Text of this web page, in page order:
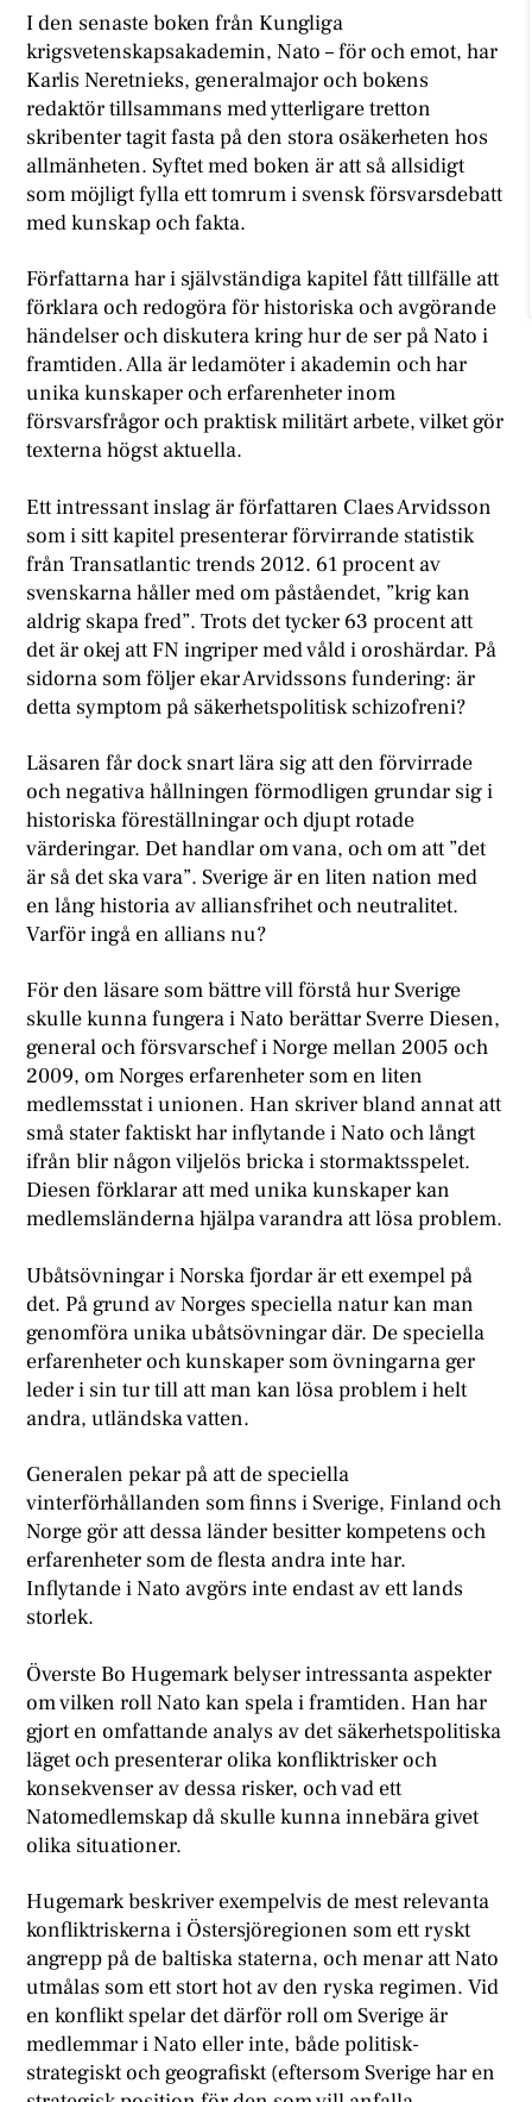
Iden senaste boken från Kungliga
krigsvetenskapsakademin, Nato – för och emot, har
Karlis Neretnieks, generalmajor och bokens
redaktör tillsammans med ytterligare tretton
skribenter tagit fasta på den stora osäkerheten hos
allmänheten. Syftet med boken är att så allsidigt
som möjligt fylla ett tomrum i svensk försvarsdebatt
med kunskap och fakta.
Författarna har i självständiga kapitel fått tillfälle att
förklara och redogöra för historiska och avgörande
händelser och diskutera kring hur de ser på Nato i
framtiden. Alla är ledamöter i akademin och har
unika kunskaper och erfarenheter inom
försvarsfrågor och praktisk militärt arbete, vilket gör
texterna högst aktuella.
Ett intressant inslag är författaren Claes Arvidsson
som i sitt kapitel presenterar förvirrande statistik
från Transatlantic trends 2012. 61 procent av
svenskarna håller med om påståendet, ”krig kan
aldrig skapa fred”. Trots det tycker 63 procent att
det är okej att FN ingriper med våld i oroshärdar. På
sidorna som följer ekar Arvidssons fundering: är
detta symptom på säkerhetspolitisk schizofreni?
Läsaren får dock snart lära sig att den förvirrade
och negativa hållningen förmodligen grundar sig i
historiska föreställningar och djupt rotade
värderingar. Det handlar om vana, och om att ”det
är så det ska vara”. Sverige är en liten nation med
en lång historia av alliansfrihet och neutralitet.
Varför ingå en allians nu?
För den läsare som bättre vill förstå hur Sverige
skulle kunna fungera i Nato berättar Sverre Diesen,
general och försvarschef i Norge mellan 2005 och
2009, om Norges erfarenheter som en liten
medlemsstat i unionen. Han skriver bland annat att
små stater faktiskt har inflytande i Nato och långt
ifrån blir någon viljelös bricka i stormaktsspelet.
Diesen förklarar att med unika kunskaper kan
medlemsländerna hjälpa varandra att lösa problem.
Ubåtsövningar i Norska fjordar är ett exempel på
det. På grund av Norges speciella natur kan man
genomföra unika ubåtsövningar där. De speciella
erfarenheter och kunskaper som övningarna ger
leder i sin tur till att man kan lösa problem i helt
andra, utländska vatten.
Generalen pekar på att de speciella
vinterförhållanden som finns i Sverige, Finland och
Norge gör att dessa länder besitter kompetens och
erfarenheter som de flesta andra inte har.
Inflytande i Nato avgörs inte endast av ett lands
storlek.
Överste Bo Hugemark belyser intressanta aspekter
om vilken roll Nato kan spela i framtiden. Han har
gjort en omfattande analys av det säkerhetspolitiska
läget och presenterar olika konfliktrisker och
konsekvenser av dessa risker, och vad ett
Natomedlemskap då skulle kunna innebära givet
olika situationer.
Hugemark beskriver exempelvis de mest relevanta
konfliktriskerna i Östersjöregionen som ett ryskt
angrepp på de baltiska staterna, och menar att Nato
utmålas som ett stort hot av den ryska regimen. Vid
en konflikt spelar det därför roll om Sverige är
medlemmar i Nato eller inte, både politisk-
strategiskt och geografiskt (eftersom Sverige har en